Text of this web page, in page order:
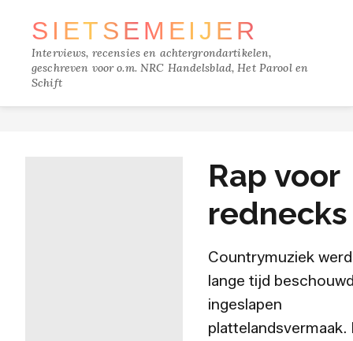
SIETSE MEIJER
Interviews, recensies en achtergrondartikelen,
geschreven voor o.m. NRC Handelsblad, Het Parool en
Schift
Rap voor
rednecks
Countrymuziek werd
lange tijd
ingeslapen
plattelandsvermaak.